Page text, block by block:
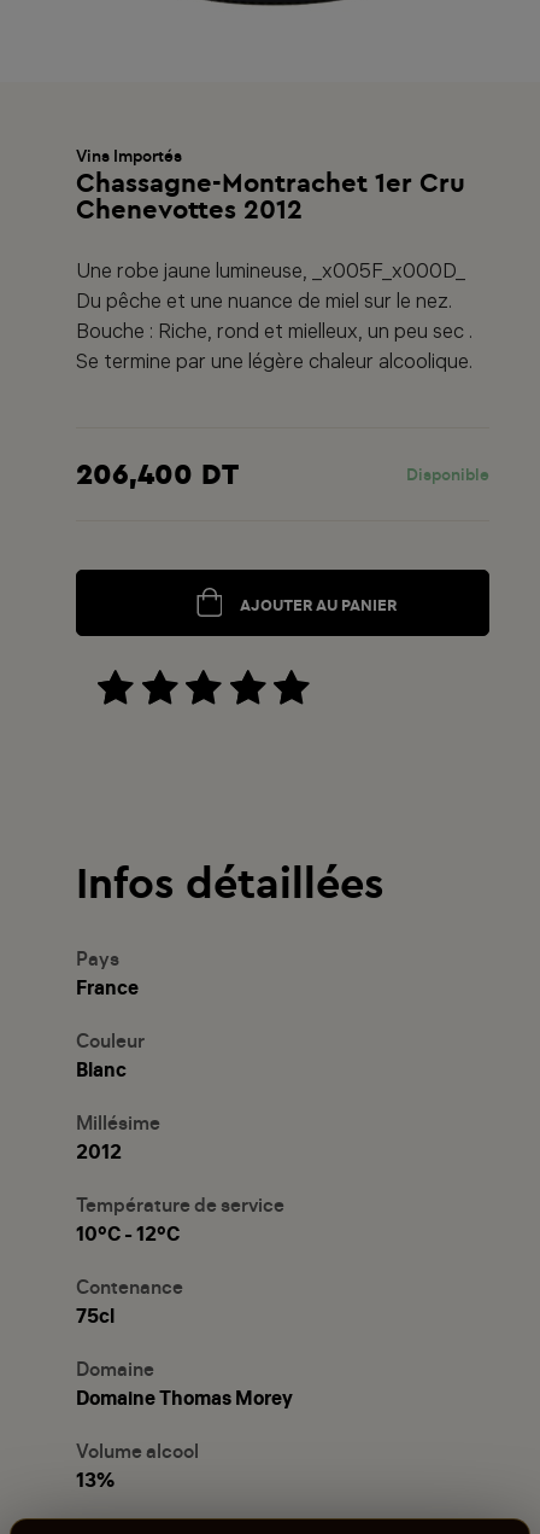
Vins Importés
Chassagne-Montrachet 1er Cru
Chenevottes 2012
Une robe jaune lumineuse, _x005F_x000D_
Du pêche et une nuance de miel sur le nez.
Bouche : Riche, rond et mielleux, un peu sec .
Se termine par une légère chaleur alcoolique.
206,400 DT Disponible
AJOUTER AU PANIER
Infos détaillées
Pays
France
Couleur
Blanc
Millésime
2012
Température de service
10°C - 12°C
Contenance
75cl
Domaine
Domaine Thomas Morey
Volume alcool
13%